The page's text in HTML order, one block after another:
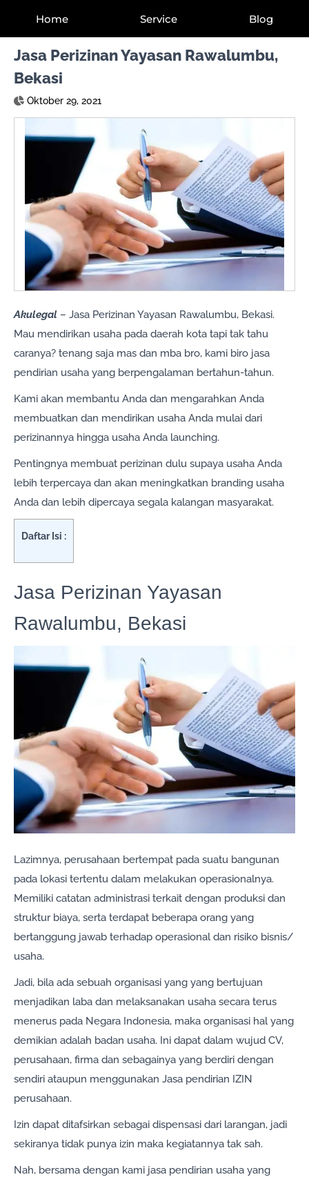
Home Service Blog
Jasa Perizinan Yayasan Rawalumbu,
Bekasi
Oktober 29, 2021
Akulegal – Jasa Perizinan Yayasan Rawalumbu, Bekasi.
Mau mendirikan usaha pada daerah kota tapi tak tahu
caranya? tenang saja mas dan mba bro, kami biro jasa
pendirian usaha yang berpengalaman bertahun-tahun.
Kami akan membantu Anda dan mengarahkan Anda
membuatkan dan mendirikan usaha Anda mulai dari
perizinannya hingga usaha Anda launching.
Pentingnya membuat perizinan dulu supaya usaha Anda
lebih terpercaya dan akan meningkatkan branding usaha
Anda dan lebih dipercaya segala kalangan masyarakat.
Daftar Isi :
Jasa Perizinan Yayasan
Rawalumbu, Bekasi
Lazimnya, perusahaan bertempat pada suatu bangunan
pada lokasi tertentu dalam melakukan operasionalnya.
Memiliki catatan administrasi terkait dengan produksi dan
struktur biaya, serta terdapat beberapa orang yang
bertanggung jawab terhadap operasional dan risiko bisnis/
usaha.
Jadi, bila ada sebuah organisasi yang yang bertujuan
menjadikan laba dan melaksanakan usaha secara terus
menerus pada Negara Indonesia, maka organisasi hal yang
demikian adalah badan usaha. Ini dapat dalam wujud CV,
perusahaan, firma dan sebagainya yang berdiri dengan
sendiri ataupun menggunakan Jasa pendirian IZIN
perusahaan.
Izin dapat ditafsirkan sebagai dispensasi dari larangan, jadi
sekiranya tidak punya izin maka kegiatannya tak sah.
Nah, bersama dengan kami jasa pendirian usaha yang